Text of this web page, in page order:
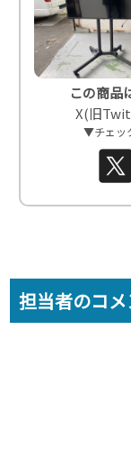
この商品
X(旧
▼チェッ
担当者のコメ